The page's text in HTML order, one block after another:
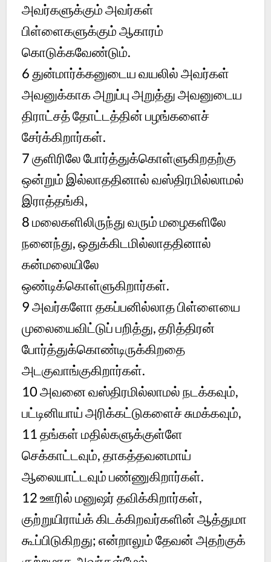
அவர்களுக்கும் அவர்கள்
பிள்ளைகளுக்கும் ஆகாரம்
கொடுக்கவேண்டும்.
6 துன்மார்க்கனுடைய வயலில் அவர்கள்
அவனுக்காக அறுப்பு அறுத்து அவனுடைய
திராட்சத் தோட்டத்தின் பழங்களைச்
சேர்க்கிறார்கள்.
7 குளிரிலே போர்த்துக்கொள்ளுகிறதற்கு
ஒன்றும் இல்லாததினால் வஸ்திரமில்லாமல்
இராத்தங்கி,
8 மலைகளிலிருந்து வரும் மழைகளிலே
நனைந்து, ஒதுக்கிடமில்லாததினால்
கன்மலையிலே
ஒண்டிக்கொள்ளுகிறார்கள்.
9 அவர்களோ தகப்பனில்லாத பிள்ளையை
முலையைவிட்டுப் பறித்து, தரித்திரன்
போர்த்துக்கொண்டிருக்கிறதை
அடகுவாங்குகிறார்கள்.
10 அவனை வஸ்திரமில்லாமல் நடக்கவும்,
பட்டினியாய் அரிக்கட்டுகளைச் சுமக்கவும்,
11 தங்கள் மதில்களுக்குள்ளே
செக்காட்டவும், தாகத்தவனமாய்
ஆலையாட்டவும் பண்ணுகிறார்கள்.
12 ஊரில் மனுஷர் தவிக்கிறார்கள்,
குற்றுயிராய்க் கிடக்கிறவர்களின் ஆத்துமா
கூப்பிடுகிறது; என்றாலும் தேவன் அதற்குக்